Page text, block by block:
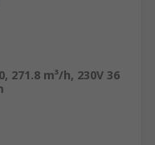
271.8 m³/h, 230V 36